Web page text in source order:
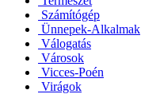
Számítógép
Ünnepek-Alkalmak
Válogatás
Városok
Vicces-Poén
Virágok